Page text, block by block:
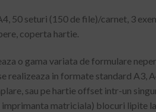
50 seturi (150 de file)/carnet, 3
coperta hartie.
o gama variata de formulare
in formate standard A3,
sau pe hartie offset intr-un
matriciala) blocuri lipite